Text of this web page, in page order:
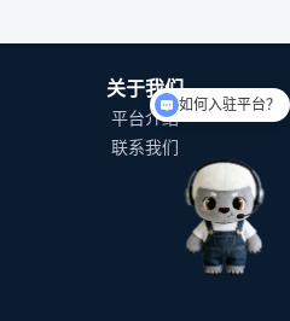
关于我们
平台介绍
联系我们
可以介绍下你们的产品么